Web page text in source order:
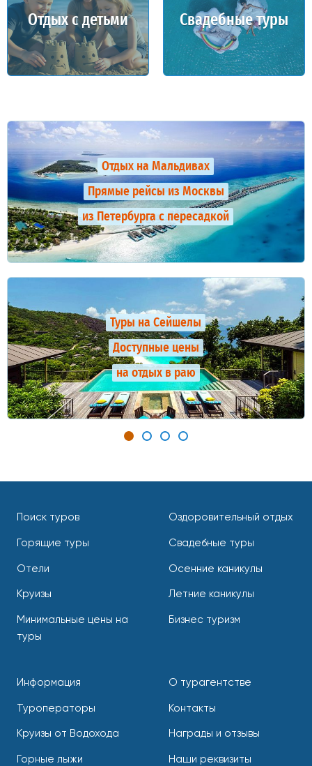
Отдых с детьми Свадебные туры
Отдых на Мальдивах
Прямые рейсы из Москвы
из Петербурга с пересадкой
Туры на Сейшелы
Доступные цены
на отдых в раю
Поиск туров
Горящие туры
Отели
Круизы
Минимальные цены на
туры
Оздоровительный отдых
Свадебные туры
Осенние каникулы
Летние каникулы
Бизнес туризм
Информация
Туроператоры
Круизы от Водохода
Горные лыжи
О турагентстве
Контакты
Награды и отзывы
Наши реквизиты